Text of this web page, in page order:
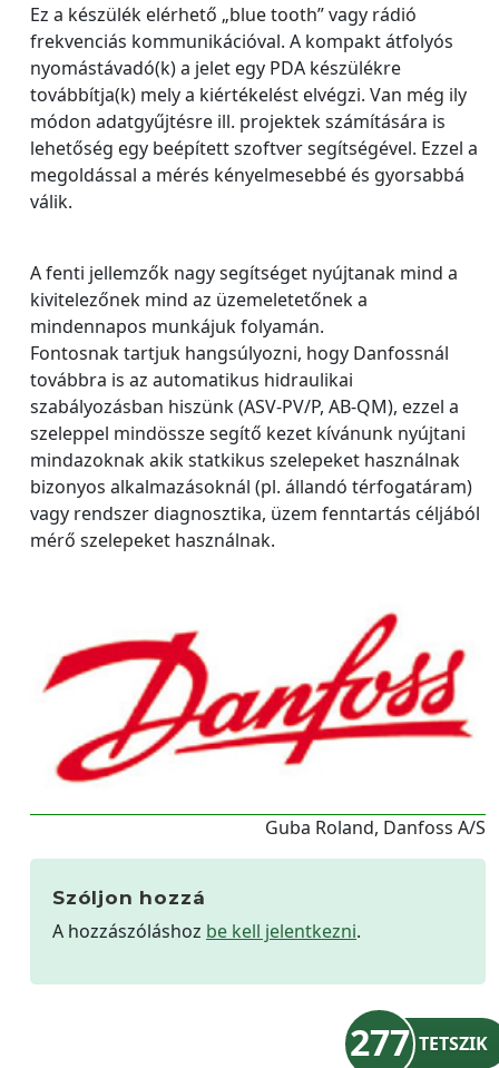
Ez a készülék elérhető „blue tooth” vagy rádió
frekvenciás kommunikációval. A kompakt átfolyós
nyomástávadó(k) a jelet egy PDA készülékre
továbbítja(k) mely a kiértékelést elvégzi. Van még ily
módon adatgyűjtésre ill. projektek számítására is
lehetőség egy beépített szoftver segítségével. Ezzel a
megoldással a mérés kényelmesebbé és gyorsabbá
válik.
A fenti jellemzők nagy segítséget nyújtanak mind a
kivitelezőnek mind az üzemeletetőnek a
mindennapos munkájuk folyamán.
Fontosnak tartjuk hangsúlyozni, hogy Danfossnál
továbbra is az automatikus hidraulikai
szabályozásban hiszünk (ASV-PV/P, AB-QM), ezzel a
szeleppel mindössze segítő kezet kívánunk nyújtani
mindazoknak akik statkikus szelepeket használnak
bizonyos alkalmazásoknál (pl. állandó térfogatáram)
vagy rendszer diagnosztika, üzem fenntartás céljából
mérő szelepeket használnak.
Guba Roland, Danfoss A/S
Szóljon hozzá
A hozzászóláshoz be kell jelentkezni.
277 TETSZIK